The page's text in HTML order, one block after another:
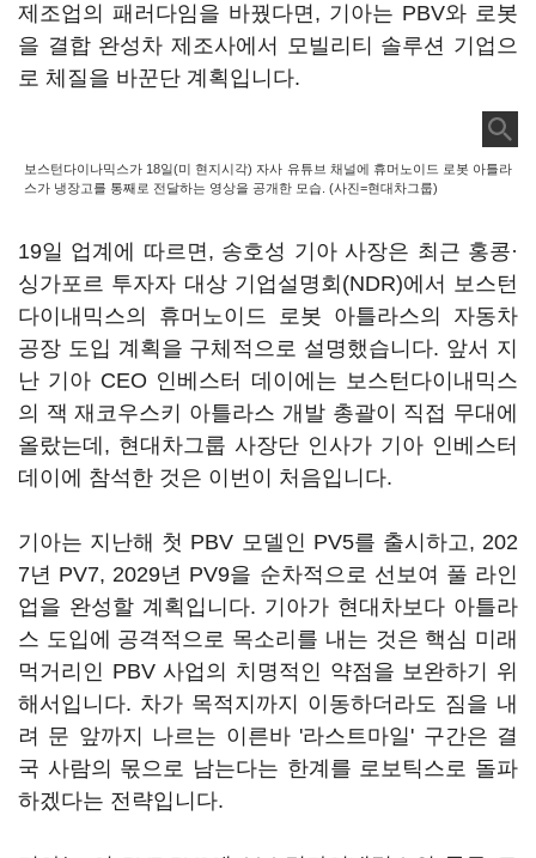
제조업의 패러다임을 바꿨다면, 기아는 PBV와 로봇
을 결합 완성차 제조사에서 모빌리티 솔루션 기업으
로 체질을 바꾼단 계획입니다.
보스턴다이나믹스가 18일(미 현지시각) 자사 유튜브 채널에 휴머노이드 로봇 아틀라
스가 냉장고를 통째로 전달하는 영상을 공개한 모습. (사진=현대차그룹)
19일 업계에 따르면, 송호성 기아 사장은 최근 홍콩·
싱가포르 투자자 대상 기업설명회(NDR)에서 보스턴
다이내믹스의 휴머노이드 로봇 아틀라스의 자동차
공장 도입 계획을 구체적으로 설명했습니다. 앞서 지
난 기아 CEO 인베스터 데이에는 보스턴다이내믹스
의 잭 재코우스키 아틀라스 개발 총괄이 직접 무대에
올랐는데, 현대차그룹 사장단 인사가 기아 인베스터
데이에 참석한 것은 이번이 처음입니다.
기아는 지난해 첫 PBV 모델인 PV5를 출시하고, 202
7년 PV7, 2029년 PV9을 순차적으로 선보여 풀 라인
업을 완성할 계획입니다. 기아가 현대차보다 아틀라
스 도입에 공격적으로 목소리를 내는 것은 핵심 미래
먹거리인 PBV 사업의 치명적인 약점을 보완하기 위
해서입니다. 차가 목적지까지 이동하더라도 짐을 내
려 문 앞까지 나르는 이른바 '라스트마일' 구간은 결
국 사람의 몫으로 남는다는 한계를 로보틱스로 돌파
하겠다는 전략입니다.